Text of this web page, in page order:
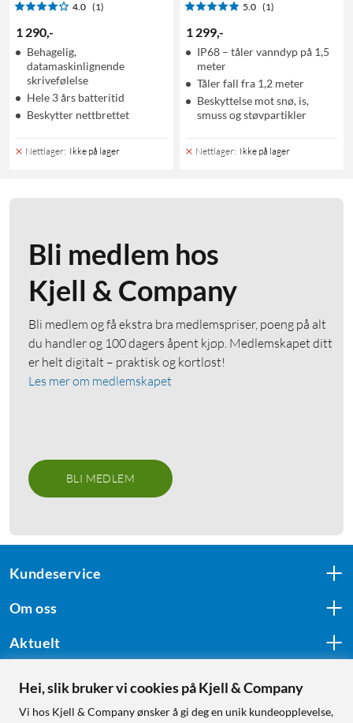
4.0 (1)
1 290,-
Behagelig,
datamaskinlignende
skrivefølelse
Hele 3 års batteritid
Beskytter nettbrettet
Nettlager: Ikke på lager
5.0 (1)
1 299,-
IP68 – tåler vanndyp på 1,5
meter
Tåler fall fra 1,2 meter
Beskyttelse mot snø, is,
smuss og støvpartikler
Nettlager: Ikke på lager
Bli medlem hos
Kjell & Company
Bli medlem og få ekstra bra medlemspriser, poeng på alt
du handler og 100 dagers åpent kjøp. Medlemskapet ditt
er helt digitalt – praktisk og kortløst!
Les mer om medlemskapet
BLI MEDLEM
Kundeservice
Om oss
Aktuelt
Følg oss
Hei, slik bruker vi cookies på Kjell & Company
Vi hos Kjell & Company ønsker å gi deg en unik kundeopplevelse,